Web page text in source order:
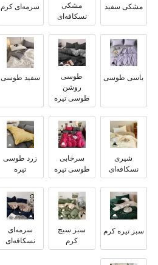
مشکی سفید
مشکی
نسکافه‌ای
سرمه‌ای کرم
یاسی طوسی
طوسی
روشن
طوسی تیره
سفید طوسی
شیری
نسکافه‌ای
سرخابی
طوسی تیره
زرد طوسی
تیره
سبز تیره کرم
سبز سیج
کرم
سرمه‌ای
نسکافه‌ای